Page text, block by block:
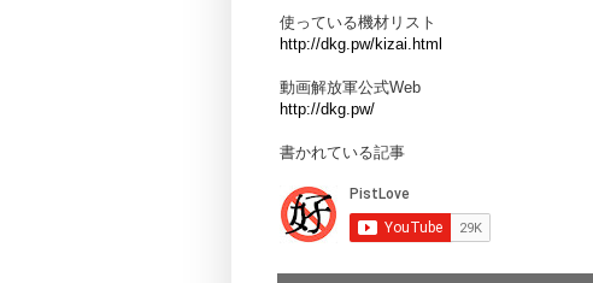
使っている機材リスト
http://dkg.pw/kizai.html
動画解放軍公式Web
http://dkg.pw/
書かれている記事